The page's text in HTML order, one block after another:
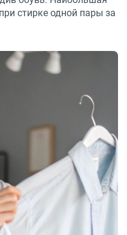
стирке одной пары за